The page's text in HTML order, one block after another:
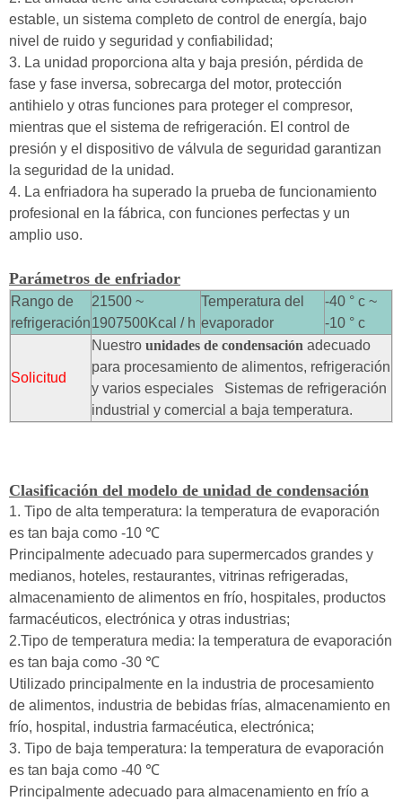
estable, un sistema completo de control de energía, bajo
nivel de ruido y seguridad y confiabilidad;
3. La unidad proporciona alta y baja presión, pérdida de
fase y fase inversa, sobrecarga del motor, protección
antihielo y otras funciones para proteger el compresor,
mientras que el sistema de refrigeración. El control de
presión y el dispositivo de válvula de seguridad garantizan
la seguridad de la unidad.
4. La enfriadora ha superado la prueba de funcionamiento
profesional en la fábrica, con funciones perfectas y un
amplio uso.
Parámetros de enfriador
Rango de
refrigeración
21500 ~
1907500Kcal / h
Temperatura del
evaporador
-40 ° c ~
-10 ° c
Solicitud
Nuestro unidades de condensación adecuado
para procesamiento de alimentos, refrigeración
y varios especiales Sistemas de refrigeración
industrial y comercial a baja temperatura.
Clasificación del modelo de unidad de condensación
1. Tipo de alta temperatura: la temperatura de evaporación
es tan baja como -10 ℃
Principalmente adecuado para supermercados grandes y
medianos, hoteles, restaurantes, vitrinas refrigeradas,
almacenamiento de alimentos en frío, hospitales, productos
farmacéuticos, electrónica y otras industrias;
2.Tipo de temperatura media: la temperatura de evaporación
es tan baja como -30 ℃
Utilizado principalmente en la industria de procesamiento
de alimentos, industria de bebidas frías, almacenamiento en
frío, hospital, industria farmacéutica, electrónica;
3. Tipo de baja temperatura: la temperatura de evaporación
es tan baja como -40 ℃
Principalmente adecuado para almacenamiento en frío a